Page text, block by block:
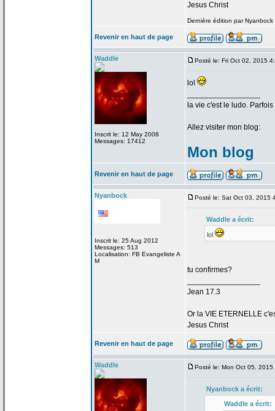
Jesus Christ
Dernière édition par
Revenir en haut de page
Waddle
Inscrit le: 12 May 2008
Messages: 17412
Posté le: Fri Oct 02, 2015
lol
la vie c'est le ludo.
Allez visiter mon blog:
Mon blog
Revenir en haut de page
Nyanbock
Inscrit le: 25 Aug 2012
Messages: 513
Localisation: FB Evangeliste A
M
Posté le: Sat Oct 03, 2015
Waddle a écrit:
lol
tu confirmes?
Jean 17.3
Or la VIE ETERNELLE
Jesus Christ
Revenir en haut de page
Waddle Posté le: Mon Oct 05, 2015
Nyanbock a écrit:
Waddle aécrit: